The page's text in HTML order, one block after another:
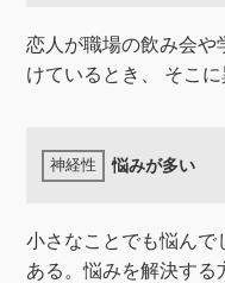
恋人が職場の飲み会や
けているとき、 そこ
悩みが多い
小さなことでも悩んで
ある。悩みを解決する